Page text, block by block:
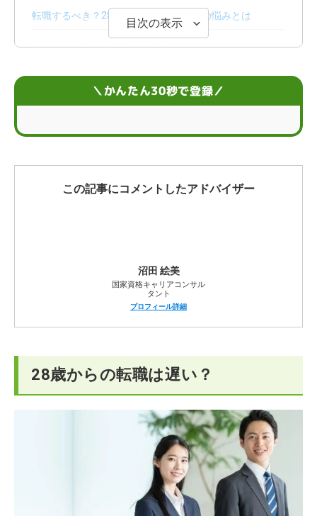
転職するべき？28歳が抱えやすい仕事の悩みとは
28歳で転職する7つのメリット
20代後半で転職を成功させた体験談
目次の表示
＼かんたん30秒で登録／
この記事にコメントしたアドバイザー
沼田 絵美
国家資格キャリアコンサル
タント
プロフィール詳細
28歳からの転職は遅い？